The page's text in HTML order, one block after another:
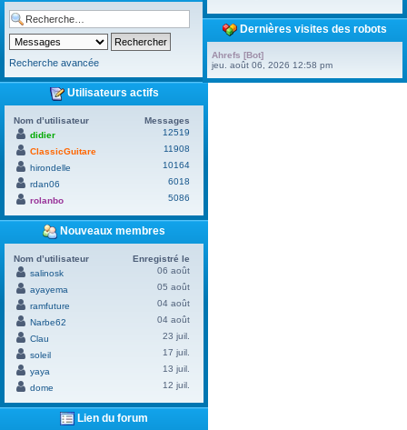
Recherche avancée
Utilisateurs actifs
Nom d’utilisateur
Messages
didier
12519
ClassicGuitare
11908
hirondelle
10164
rdan06
6018
rolanbo
5086
Nouveaux membres
Nom d’utilisateur
Enregistré le
salinosk
06 août
ayayema
05 août
ramfuture
04 août
Narbe62
04 août
Clau
23 juil.
soleil
17 juil.
yaya
13 juil.
dome
12 juil.
Lien du forum
Dernières visites des robots
Ahrefs [Bot]
jeu. août 06, 2026 12:58 pm